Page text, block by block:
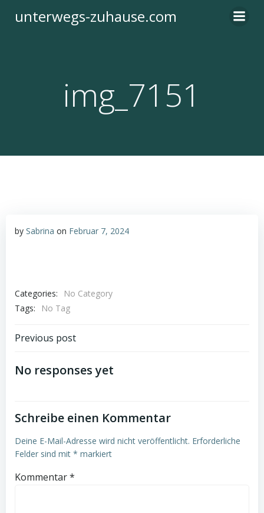
Inhalt
unterwegs-zuhause.com
img_7151
by Sabrina on Februar 7, 2024
Categories:
No Category
Tags:
No Tag
Post
navigation
Previous post
No responses yet
Schreibe einen Kommentar
Deine E-Mail-Adresse wird nicht veröffentlicht. Erforderliche
Felder sind mit * markiert
Kommentar*